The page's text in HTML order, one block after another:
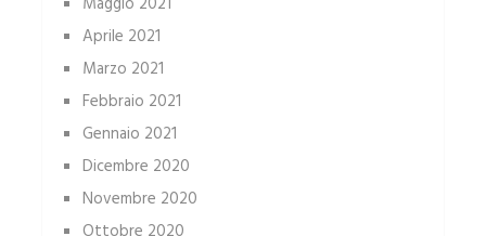
Aprile 2021
Marzo 2021
Febbraio 2021
Gennaio 2021
Dicembre 2020
Novembre 2020